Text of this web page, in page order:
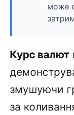
може
Курс валют
змушуючи
за